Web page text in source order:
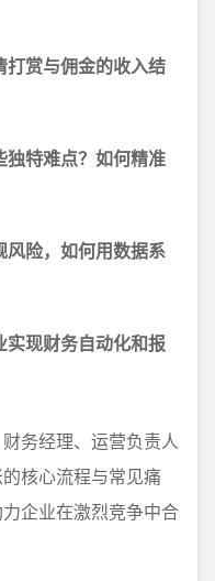
赏与佣金的收入结
特难点？如何精准
险，如何用数据系
现财务自动化和报
务经理、运营负责人
核心流程与常见痛
企业在激烈竞争中合